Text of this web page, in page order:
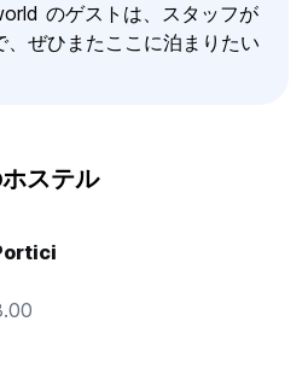
のゲストは、スタッフが
、ぜひまたここに泊まりたい
ステル